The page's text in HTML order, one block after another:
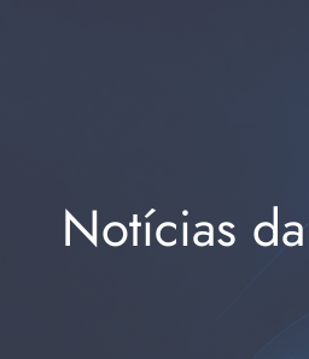
Notícias